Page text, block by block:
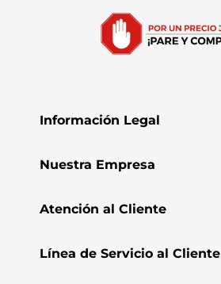
Información Legal
Nuestra Empresa
Atención al Cliente
Línea de Servicio al Cliente